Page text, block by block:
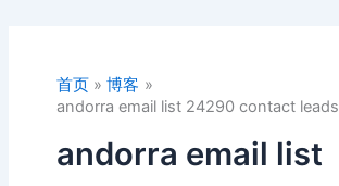
首页
博客
andorra email list 24290 contact leads
andorra email list